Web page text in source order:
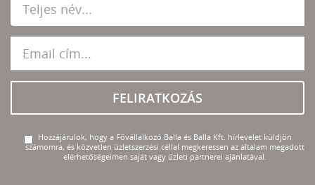
FELIRATKOZÁS
Hozzájárulok, hogy a Fővállalkozó Balla és Balla Kft. hírlevelet küldjön
számomra, és közvetlen üzletszerzési céllal megkeressen az általam megadott
elérhetőségeimen saját vagy üzleti partnerei ajánlatával.